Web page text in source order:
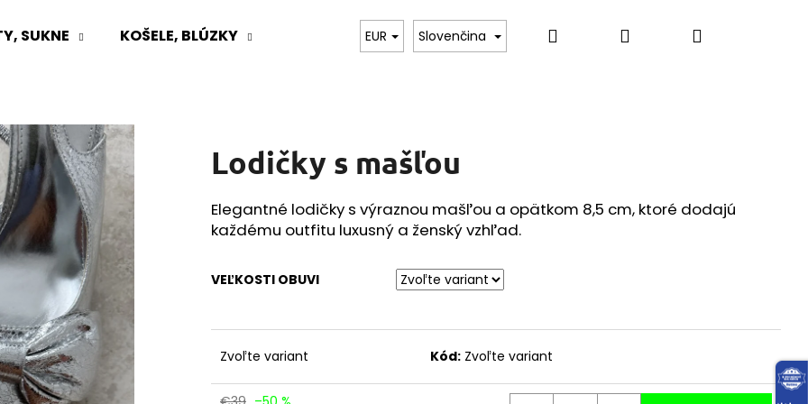
SUKNE KOŠELE, BLÚZKY TOPY, BODY, TRIČKA SVETRE, PULÓVRE, ROLÁKY
EUR Slovenčina Hľadať PrihlásenieNákupný
Lodičky s mašľou
Elegantné lodičky s výraznou mašľou a opätkom 8,5 cm, ktoré dodajú
každému outfitu luxusný a ženský vzhľad.
VEĽKOSTI OBUVI
Zvoľte variant Kód: Zvoľte variant
HĽADAŤ
Odporúčame